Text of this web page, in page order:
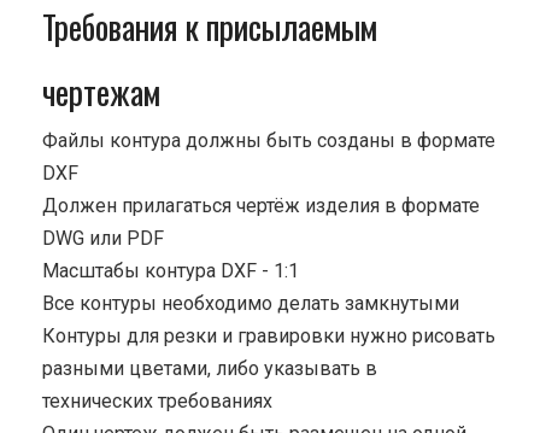
Требования к присылаемым
чертежам
Файлы контура должны быть созданы в формате
DXF
Должен прилагаться чертёж изделия в формате
DWG или PDF
Масштабы контура DXF - 1:1
Все контуры необходимо делать замкнутыми
Контуры для резки и гравировки нужно рисовать
разными цветами, либо указывать в
технических требованиях